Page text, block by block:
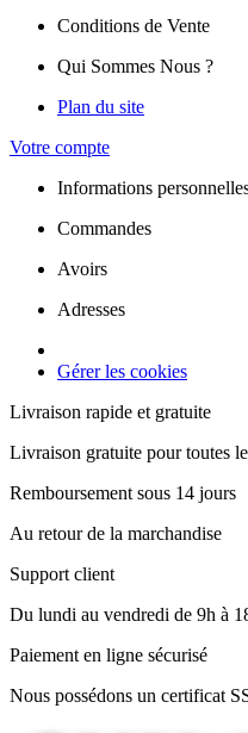
Conditions de Vente
Qui Sommes Nous ?
Plan du site
Votre compte
Informations
Commandes
Avoirs
Adresses
Gérer les cookies
Livraison rapide et gratuite
Livraison gratuite pour toutes
Remboursement sous 14 jours
Au retour de la marchandise
Support client
Du lundi au vendredi de 9h à
Paiement en ligne sécurisé
Nous possédons un certificat